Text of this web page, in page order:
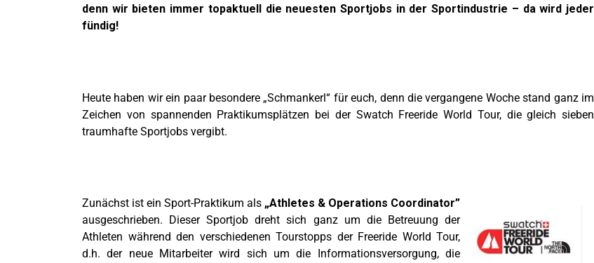
denn wir bieten immer topaktuell die neuesten Sportjobs in der Sportindustrie – da wird jeder
fündig!
Heute haben wir ein paar besondere „Schmankerl“ für euch, denn die vergangene Woche stand ganz im
Zeichen von spannenden Praktikumsplätzen bei der Swatch Freeride World Tour, die gleich sieben
traumhafte Sportjobs vergibt.
Zunächst ist ein Sport-Praktikum als „Athletes & Operations Coordinator”
ausgeschrieben. Dieser Sportjob dreht sich ganz um die Betreuung der
Athleten während den verschiedenen Tourstopps der Freeride World Tour,
d.h. der neue Mitarbeiter wird sich um die Informationsversorgung, die